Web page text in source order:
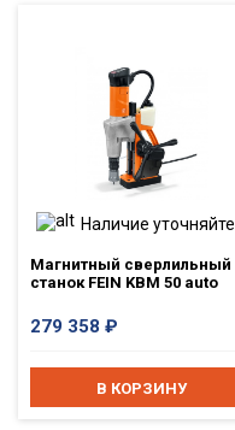
Наличие уточняйте
Магнитный сверлильный
станок FEIN KBM 50 auto
279 358 ₽
В КОРЗИНУ